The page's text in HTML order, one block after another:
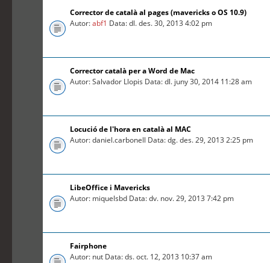
Corrector de català al pages (mavericks o OS 10.9)
Autor:abf1 Data: dl. des. 30, 2013 4:02 pm
Corrector català per a Word de Mac
Autor: Salvador Llopis Data: dl. juny 30, 2014 11:28 am
Locució de l'hora en català al MAC
Autor: daniel.carbonell Data: dg. des. 29, 2013 2:25 pm
LibeOffice i Mavericks
Autor: miquelsbd Data: dv. nov. 29, 2013 7:42 pm
Fairphone
Autor: nut Data: ds. oct. 12, 2013 10:37 am